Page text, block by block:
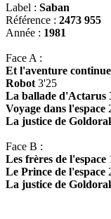
Label : Saban
Référence : 2473 955
Année : 1981
Face A :
Et l'aventure continue
Robot 3'25
La ballade d'Actarus
Voyage dans l'espace
La justice de
Face B :
Les frères de l'espace
Le Prince de l'espace
La justice de